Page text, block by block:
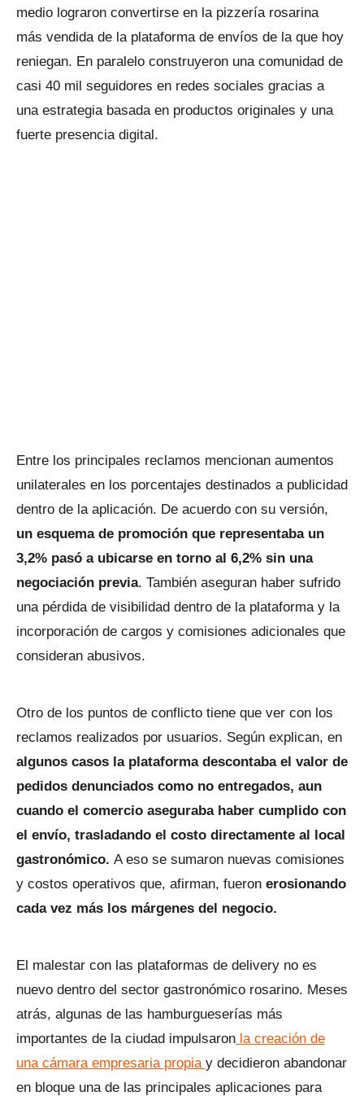
medio lograron convertirse en la pizzería rosarina
más vendida de la plataforma de envíos de la que hoy
reniegan. En paralelo construyeron una comunidad de
casi 40 mil seguidores en redes sociales gracias a
una estrategia basada en productos originales y una
fuerte presencia digital.
Entre los principales reclamos mencionan aumentos
unilaterales en los porcentajes destinados a publicidad
dentro de la aplicación. De acuerdo con su versión,
un esquema de promoción que representaba un
3,2% pasó a ubicarse en torno al 6,2% sin una
negociación previa. También aseguran haber sufrido
una pérdida de visibilidad dentro de la plataforma y la
incorporación de cargos y comisiones adicionales que
consideran abusivos.
Otro de los puntos de conflicto tiene que ver con los
reclamos realizados por usuarios. Según explican, en
algunos casos la plataforma descontaba el valor de
pedidos denunciados como no entregados, aun
cuando el comercio aseguraba haber cumplido con
el envío, trasladando el costo directamente al local
gastronómico. A eso se sumaron nuevas comisiones
y costos operativos que, afirman, fueron erosionando
cada vez más los márgenes del negocio.
El malestar con las plataformas de delivery no es
nuevo dentro del sector gastronómico rosarino. Meses
atrás, algunas de las hamburgueserías más
importantes de la ciudad impulsaron la creación de
una cámara empresaria propia y decidieron abandonar
en bloque una de las principales aplicaciones para